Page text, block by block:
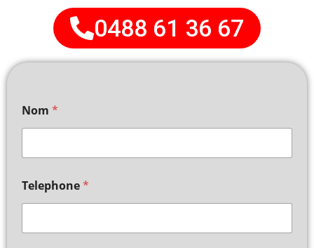
0488 61 36 67
Nom *
Telephone*